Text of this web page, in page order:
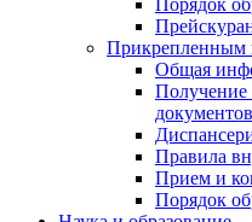
Порядок
Прикрепленным
Общая
документов
Правила
Прием и
Порядок